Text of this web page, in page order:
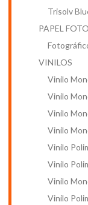
Trisolv
PAPEL
VINILOS
Vinilo
Vinilo
Vinilo
Vinilo
Vinilo
Vinilo
Vinilo
Vinilo
Nuevos